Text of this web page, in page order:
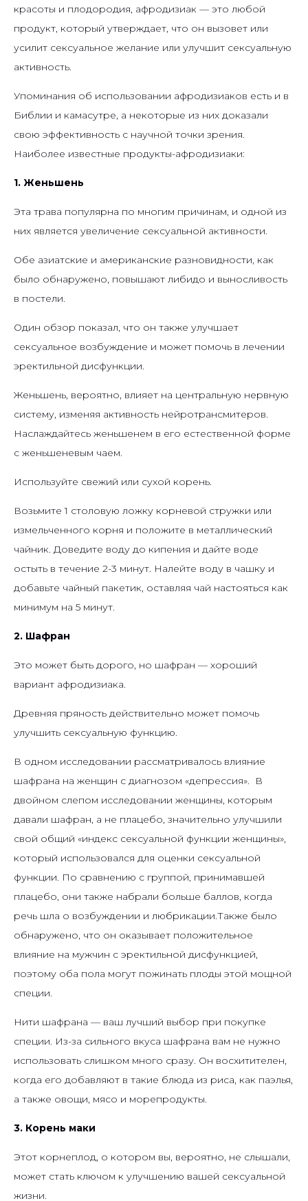
красоты и плодородия, афродизиак — это любой
продукт, который утверждает, что он вызовет или
усилит сексуальное желание или улучшит сексуальную
активность.
Упоминания об использовании афродизиаков есть и в
Библии и камасутре, а некоторые из них доказали
свою эффективность с научной точки зрения.
Наиболее известные продукты-афродизиаки:
1. Женьшень
Эта трава популярна по многим причинам, и одной из
них является увеличение сексуальной активности.
Обе азиатские и американские разновидности, как
было обнаружено, повышают либидо и выносливость
в постели.
Один обзор показал, что он также улучшает
сексуальное возбуждение и может помочь в лечении
эректильной дисфункции.
Женьшень, вероятно, влияет на центральную нервную
систему, изменяя активность нейротрансмитеров.
Наслаждайтесь женьшенем в его естественной форме
с женьшеневым чаем.
Используйте свежий или сухой корень.
Возьмите 1 столовую ложку корневой стружки или
измельченного корня и положите в металлический
чайник. Доведите воду до кипения и дайте воде
остыть в течение 2-3 минут. Налейте воду в чашку и
добавьте чайный пакетик, оставляя чай настояться как
минимум на 5 минут.
2. Шафран
Это может быть дорого, но шафран — хороший
вариант афродизиака.
Древняя пряность действительно может помочь
улучшить сексуальную функцию.
В одном исследовании рассматривалось влияние
шафрана на женщин с диагнозом «депрессия». В
двойном слепом исследовании женщины, которым
давали шафран, а не плацебо, значительно улучшили
свой общий «индекс сексуальной функции женщины»,
который использовался для оценки сексуальной
функции. По сравнению с группой, принимавшей
плацебо, они также набрали больше баллов, когда
речь шла о возбуждении и любрикации.Также было
обнаружено, что он оказывает положительное
влияние на мужчин с эректильной дисфункцией,
поэтому оба пола могут пожинать плоды этой мощной
специи.
Нити шафрана — ваш лучший выбор при покупке
специи. Из-за сильного вкуса шафрана вам не нужно
использовать слишком много сразу. Он восхитителен,
когда его добавляют в такие блюда из риса, как паэлья,
а также овощи, мясо и морепродукты.
3. Корень маки
Этот корнеплод, о котором вы, вероятно, не слышали,
может стать ключом к улучшению вашей сексуальной
жизни.